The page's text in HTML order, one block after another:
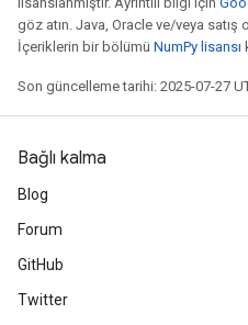
göz atın. Java, Oracle ve/veya satış
İçeriklerin bir bölümü NumPy lisansı
Son güncelleme tarihi: 2025-07-27
Bağlı kalma
Blog
Forum
GitHub
Twitter